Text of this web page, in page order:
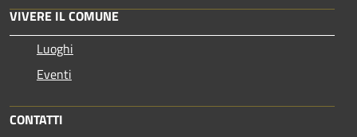
VIVERE IL COMUNE
Luoghi
Eventi
CONTATTI